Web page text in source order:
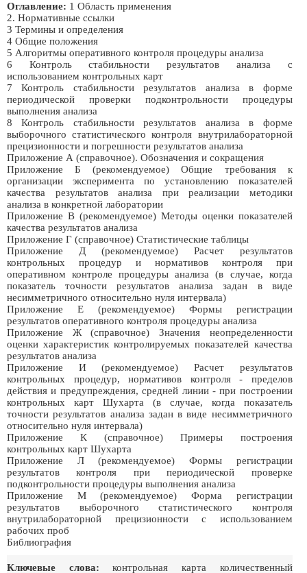
Оглавление: 1 Область применения
2. Нормативные ссылки
3 Термины и определения
4 Общие положения
5 Алгоритмы оперативного контроля процедуры анализа
6 Контроль стабильности результатов анализа с
использованием контрольных карт
7 Контроль стабильности результатов анализа в форме
периодической проверки подконтрольности процедуры
выполнения анализа
8 Контроль стабильности результатов анализа в форме
выборочного статистического контроля внутрилабораторной
прецизионности и погрешности результатов анализа
Приложение А (справочное). Обозначения и сокращения
Приложение Б (рекомендуемое) Общие требования к
организации эксперимента по установлению показателей
качества результатов анализа при реализации методики
анализа в конкретной лаборатории
Приложение В (рекомендуемое) Методы оценки показателей
качества результатов анализа
Приложение Г (справочное) Статистические таблицы
Приложение Д (рекомендуемое) Расчет результатов
контрольных процедур и нормативов контроля при
оперативном контроле процедуры анализа (в случае, когда
показатель точности результатов анализа задан в виде
несимметричного относительно нуля интервала)
Приложение Е (рекомендуемое) Формы регистрации
результатов оперативного контроля процедуры анализа
Приложение Ж (справочное) Значения неопределенности
оценки характеристик контролируемых показателей качества
результатов анализа
Приложение И (рекомендуемое) Расчет результатов
контрольных процедур, нормативов контроля - пределов
действия и предупреждения, средней линии - при построении
контрольных карт Шухарта (в случае, когда показатель
точности результатов анализа задан в виде несимметричного
относительно нуля интервала)
Приложение К (справочное) Примеры построения
контрольных карт Шухарта
Приложение Л (рекомендуемое) Формы регистрации
результатов контроля при периодической проверке
подконтрольности процедуры выполнения анализа
Приложение М (рекомендуемое) Форма регистрации
результатов выборочного статистического контроля
внутрилабораторной прецизионности с использованием
рабочих проб
Библиография
Ключевые слова: контрольная карта количественный